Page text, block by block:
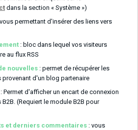
dans la section « Système »)
permettant d'insérer des liens vers
: bloc dans lequel vos visiteurs
au flux RSS
nouvelles : permet de récupérer les
provenant d'un blog partenaire
: Permet d'afficher un encart de connexion
(Requiert le module B2B pour
et derniers commentaires : vous